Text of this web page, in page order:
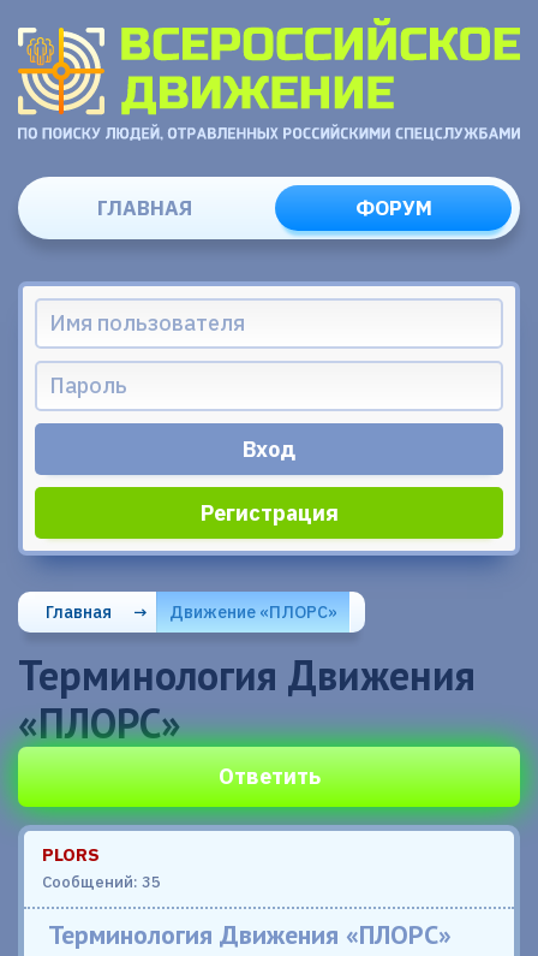
ГЛАВНАЯ ФОРУМ
Регистрация
Главная → Движение «ПЛОРС»
Терминология Движения
«ПЛОРС»
Ответить
PLORS
Сообщений: 35
Терминология Движения «ПЛОРС»